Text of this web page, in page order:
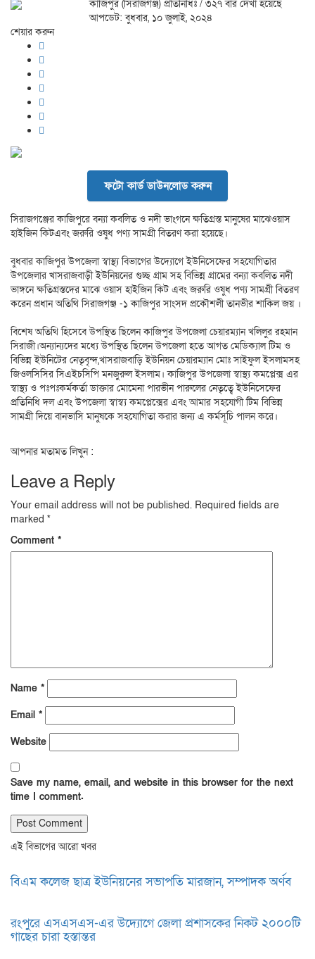
কাজিপুর (সিরাজগঞ্জ) প্রতিনিধিঃ / ৩২৭ বার দেখা হয়েছে
আপডেট: বুধবার, ১০ জুলাই, ২০২৪
শেয়ার করুন
ফটো কার্ড ডাউনলোড করুন
সিরাজগঞ্জের কাজিপুরে বন্যা কবলিত ও নদী ভাংগনে ক্ষতিগ্রস্ত মানুষের মাঝেওয়াস
হাইজিন কিটএবং জরুরি ওষুধ পণ্য সামগ্রী বিতরণ করা হয়েছে।
বুধবার কাজিপুর উপজেলা স্বাস্থ্য বিভাগের উদ্যোগে ইউনিসেফের সহযোগিতার
উপজেলার খাসরাজবাড়ী ইউনিয়নের গুচ্ছ গ্রাম সহ বিভিন্ন গ্রামের বন্যা কবলিত নদী
ভাঙ্গনে ক্ষতিগ্রস্তদের মাঝে ওয়াস হাইজিন কিট এবং জরুরি ওষুধ পণ্য সামগ্রী বিতরণ
করেন প্রধান অতিথি সিরাজগঞ্জ -১ কাজিপুর সাংসদ প্রকৌশলী তানভীর শাকিল জয় ।
বিশেষ অতিথি হিসেবে উপস্থিত ছিলেন কাজিপুর উপজেলা চেয়ারম্যান খলিলুর রহমান
সিরাজী।অন্যান্যদের মধ্যে উপস্থিত ছিলেন উপজেলা হতে আগত মেডিক্যাল টিম ও
বিভিন্ন ইউনিটের নেতৃবৃন্দ,খাসরাজবাড়ি ইউনিয়ন চেয়ারম্যান মোঃ সাইফুল ইসলামসহ
জিওলসিসির সিএইচসিপি মনজুরুল ইসলাম। কাজিপুর উপজেলা স্বাস্থ্য কমপ্লেক্স এর
স্বাস্থ্য ও পঃপঃকর্মকর্তা ডাক্তার মোমেনা পারভীন পারুলের নেতৃত্বে ইউনিসেফের
প্রতিনিধি দল এবং উপজেলা স্বাস্ব্য কমপ্লেক্সের এবং আমার সহযোগী টিম বিভিন্ন
সামগ্রী দিয়ে বানভাসি মানুষকে সহযোগিতা করার জন্য এ কর্মসূচি পালন করে।
আপনার মতামত লিখুন :
Leave a Reply
Your email address will not be published. Required fields are
marked *
Comment *
Name *
Email *
Website
Save my name, email, and website in this browser for the next
time I comment.
এই বিভাগের আরো খবর
বিএম কলেজ ছাত্র ইউনিয়নের সভাপতি মারজান, সম্পাদক অর্ণব
রংপুরে এসএসএস-এর উদ্যোগে জেলা প্রশাসকের নিকট ২০০০টি
গাছের চারা হস্তান্তর